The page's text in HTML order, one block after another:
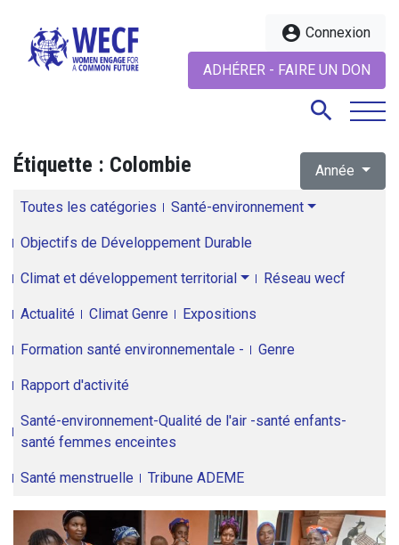
account_circle Connexion
ADHÉRER - FAIRE UN DON
search
Étiquette : Colombie Année
Toutes les catégories Santé-environnement
Objectifs de Développement Durable
Climat et développement territorial Réseau wecf
Actualité Climat Genre Expositions
Formation santé environnementale - Genre
Rapport d'activité
Santé-environnement-Qualité de l'air -santé enfants-
santé femmes enceintes
Santé menstruelle Tribune ADEME